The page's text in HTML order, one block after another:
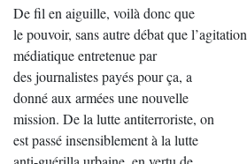
De fil en aiguille, voilà donc que
le pouvoir, sans autre débat que l’agitation
médiatique entretenue par
des journalistes payés pour ça, a
donné aux armées une nouvelle
mission. De la lutte antiterroriste, on
est passé insensiblement à la lutte